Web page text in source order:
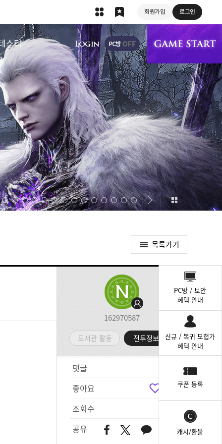
회원가입 로그인
스터
상단 메뉴
목록가기
162970587
도서관 활동 전투정보실
댓글
좋아요
조회수
공유
PC방 / 보안
혜택 안내
신규 / 복귀 모험가
혜택 안내
쿠폰 등록
캐시/환불